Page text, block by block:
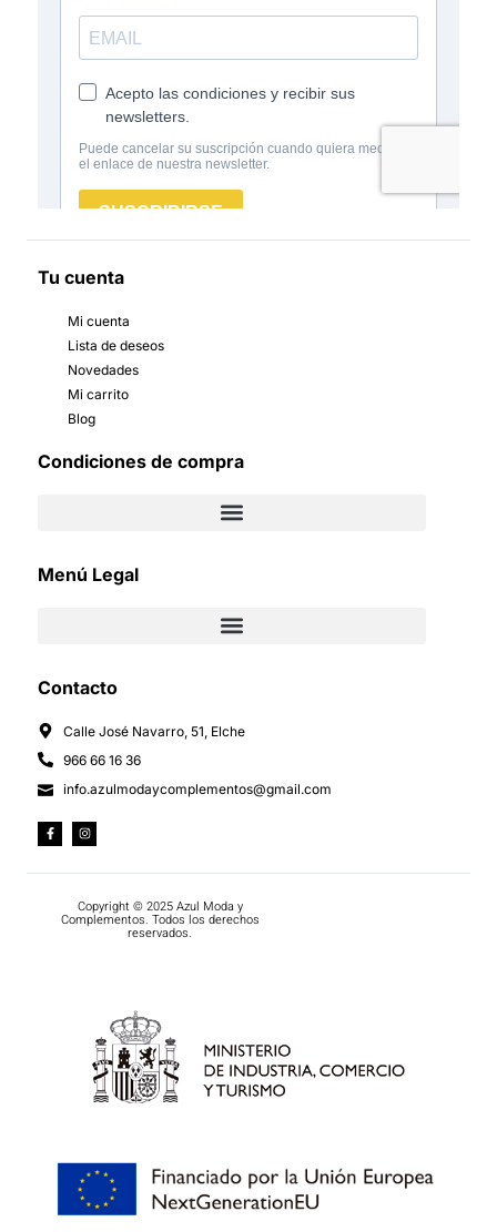
Tu cuenta
Mi cuenta
Lista de deseos
Novedades
Mi carrito
Blog
Condiciones de compra
Menú Legal
Contacto
Calle José Navarro, 51, Elche
966 66 16 36
info.azulmodaycomplementos@gmail.com
Copyright © 2025 Azul Moda y
Complementos. Todos los derechos
reservados.